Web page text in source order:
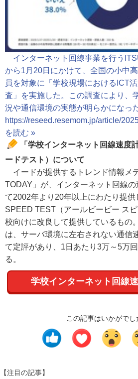
インターネット回線事業を行う
から1月20日にかけて、全国の小中
員を対象に「学校現場におけるICT
査」を実施した。この調査により、
況や通信環境の実態が明らかになった
https://reseed.resemom.jp/article/
を読む »
「学校インターネット回線速度
ードテスト）について
イードが提供するトレンド情報メ
TODAY」が、インターネット回線
て2002年より20年以上にわたり提
SPEED TEST（アールビービー ス
校向けに改良して提供しているもの
は、サーバ環境に左右されない通信
て定評があり、1日あたり3万～5万
る。
学校インターネット回線
この記事はいかがでし
【注目の記事】